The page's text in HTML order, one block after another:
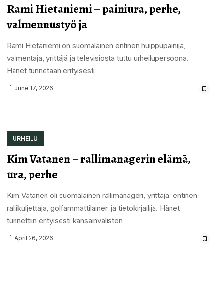
Rami Hietaniemi – painiura, perhe,
valmennustyö ja
Rami Hietaniemi on suomalainen entinen huippupainija,
valmentaja, yrittäjä ja televisiosta tuttu urheilupersoona.
Hänet tunnetaan erityisesti
June 17, 2026
URHEILU
Kim Vatanen – rallimanagerin elämä,
ura, perhe
Kim Vatanen oli suomalainen rallimanageri, yrittäjä, entinen
rallikuljettaja, golfammattilainen ja tietokirjailija. Hänet
tunnettiin erityisesti kansainvälisten
April 26, 2026